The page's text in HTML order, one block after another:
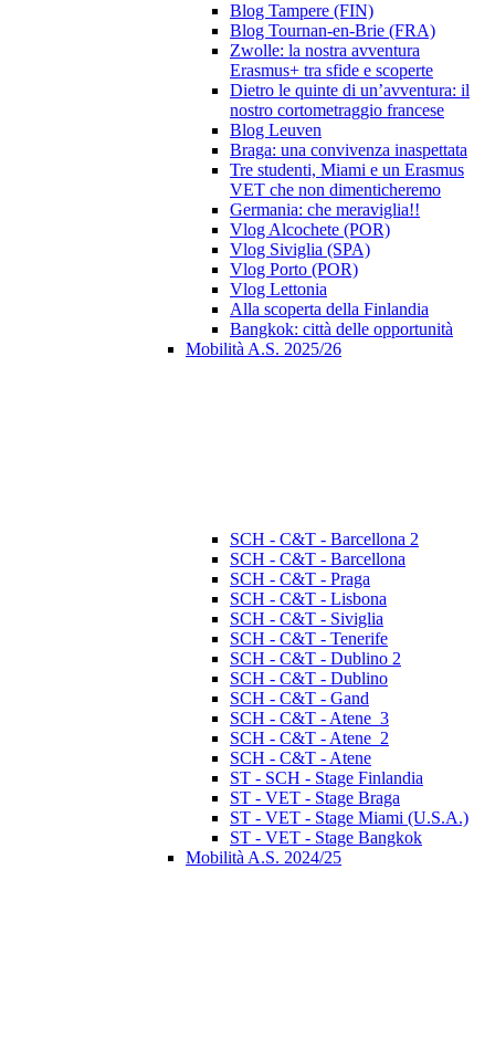
Blog Tampere (FIN)
Blog Tournan-en-Brie (FRA)
Zwolle: la nostra avventura
Erasmus+ tra sfide e scoperte
Dietro le quinte di un’avventura: il
nostro cortometraggio francese
Blog Leuven
Braga: una convivenza inaspettata
Tre studenti, Miami e un Erasmus
VET che non dimenticheremo
Germania: che meraviglia!!
Vlog Alcochete (POR)
Vlog Siviglia (SPA)
Vlog Porto (POR)
Vlog Lettonia
Alla scoperta della Finlandia
Bangkok: città delle opportunità
Mobilità A.S. 2025/26
SCH - C&T - Barcellona 2
SCH - C&T - Barcellona
SCH - C&T - Praga
SCH - C&T - Lisbona
SCH - C&T - Siviglia
SCH - C&T - Tenerife
SCH - C&T - Dublino 2
SCH - C&T - Dublino
SCH - C&T - Gand
SCH - C&T - Atene_3
SCH - C&T - Atene_2
SCH - C&T - Atene
ST - SCH - Stage Finlandia
ST - VET - Stage Braga
ST - VET - Stage Miami (U.S.A.)
ST - VET - Stage Bangkok
Mobilità A.S. 2024/25